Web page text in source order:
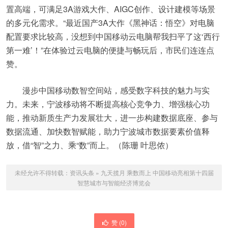
置高端，可满足3A游戏大作、AIGC创作、设计建模等场景
的多元化需求。“最近国产3A大作《黑神话：悟空》对电脑
配置要求比较高，没想到中国移动云电脑帮我扫平了这‘西行
第一难’！”在体验过云电脑的便捷与畅玩后，市民们连连点
赞。
漫步中国移动数智空间站，感受数字科技的魅力与实
力。未来，宁波移动将不断提高核心竞争力、增强核心功
能，推动新质生产力发展壮大，进一步构建数据底座、参与
数据流通、加快数智赋能，助力宁波城市数据要素价值释
放，借“智”之力、乘“数”而上。（陈珊 叶思侬）
未经允许不得转载： 资讯头条 » 九天揽月 乘数而上 中国移动亮相第十四届
智慧城市与智能经济博览会
赞 (0)